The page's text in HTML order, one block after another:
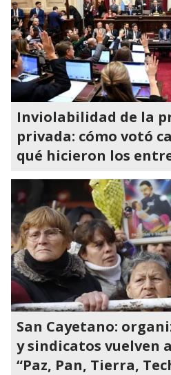
Inviolabilidad de la
privada: cómo votó
qué hicieron los
San Cayetano:
y sindicatos vuelven
“Paz, Pan, Tierra,